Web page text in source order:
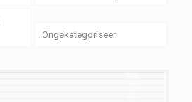
Ongekategoriseer